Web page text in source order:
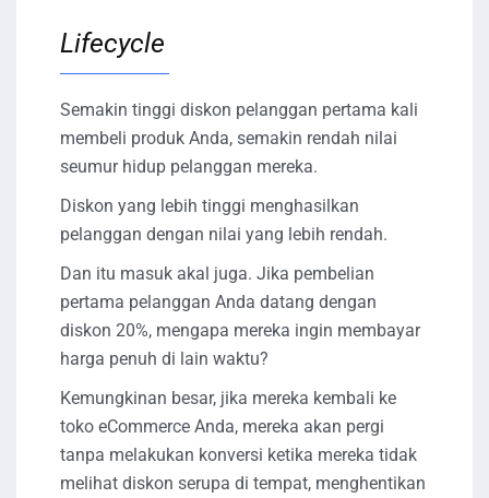
Lifecycle
Semakin tinggi diskon pelanggan pertama kali
membeli produk Anda, semakin rendah nilai
seumur hidup pelanggan mereka.
Diskon yang lebih tinggi menghasilkan
pelanggan dengan nilai yang lebih rendah.
Dan itu masuk akal juga. Jika pembelian
pertama pelanggan Anda datang dengan
diskon 20%, mengapa mereka ingin membayar
harga penuh di lain waktu?
Kemungkinan besar, jika mereka kembali ke
toko eCommerce Anda, mereka akan pergi
tanpa melakukan konversi ketika mereka tidak
melihat diskon serupa di tempat, menghentikan